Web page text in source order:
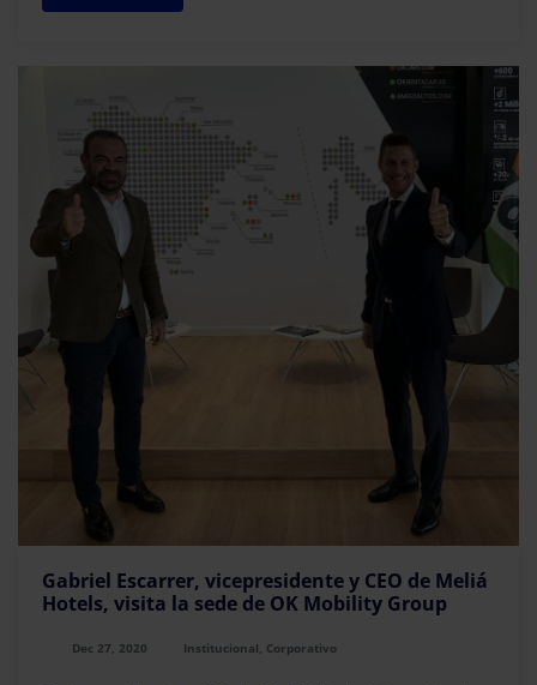
Gabriel Escarrer, vicepresidente y CEO de Meliá
Hotels, visita la sede de OK Mobility Group
Dec 27, 2020 Institucional, Corporativo